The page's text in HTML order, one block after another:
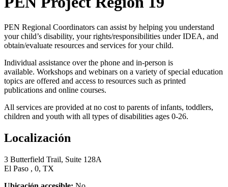
PEN Regional Coordinators can assist by helping you understand
your child’s disability, your rights/responsibilities under IDEA, and
obtain/evaluate resources and services for your child.
Individual assistance over the phone and in-person is
available. Workshops and webinars on a variety of special education
topics are offered and access to resources such as printed
publications and online courses.
All services are provided at no cost to parents of infants, toddlers,
children and youth with all types of disabilities ages 0-26.
Localización
3 Butterfield Trail, Suite 128A
El Paso , 0, TX